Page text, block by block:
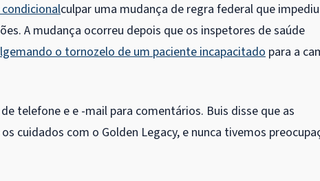
culpar uma mudança de regra federal que impediu
A mudança ocorreu depois que os inspetores de saúde
o tornozelo de um paciente incapacitado para a
telefone e e -mail para comentários. Buis disse que as
cuidados com o Golden Legacy, e nunca tivemos